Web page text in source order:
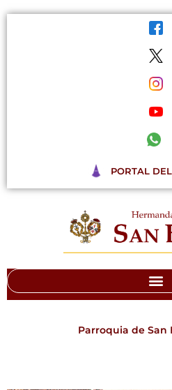
PORTAL
Parroquia de San